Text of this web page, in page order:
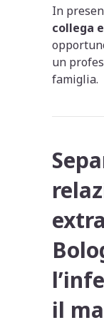
In
collega
un
famiglia.
il